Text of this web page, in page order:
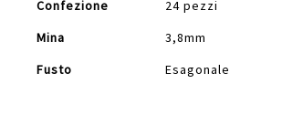
Confezione
24 pezzi
Mina
3,8mm
Fusto
Esagonale